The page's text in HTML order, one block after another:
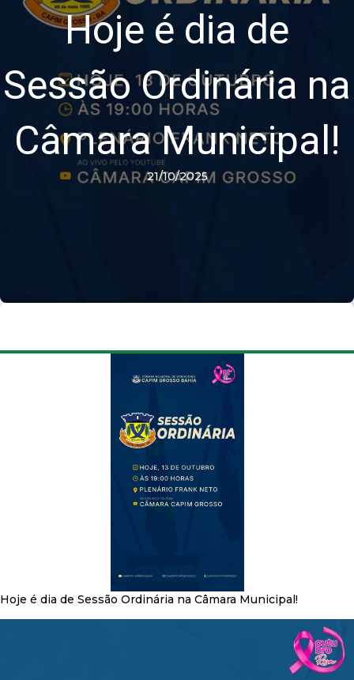
Hoje é dia de
Sessão Ordinária na
Câmara Municipal!
21/10/2025
Hoje é dia de Sessão Ordinária na Câmara Municipal!